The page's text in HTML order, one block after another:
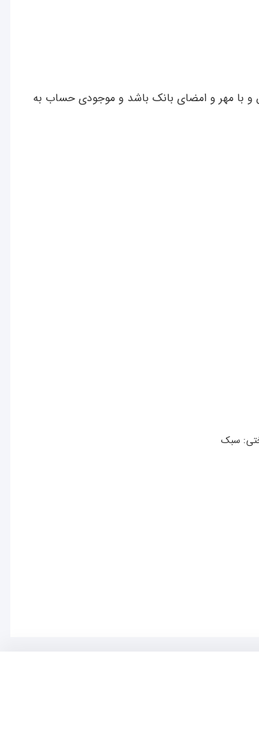
می گردد (به لاتین و با مهر و امضای بانک باشد و موجودی حساب به
سبک